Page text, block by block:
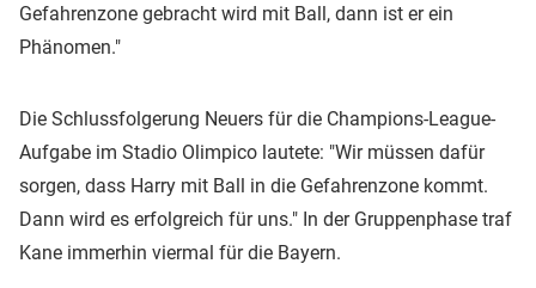
Gefahrenzone gebracht wird mit Ball, dann ist er ein
Phänomen."
Die Schlussfolgerung Neuers für die Champions-League-
Aufgabe im Stadio Olimpico lautete: "Wir müssen dafür
sorgen, dass Harry mit Ball in die Gefahrenzone kommt.
Dann wird es erfolgreich für uns." In der Gruppenphase traf
Kane immerhin viermal für die Bayern.